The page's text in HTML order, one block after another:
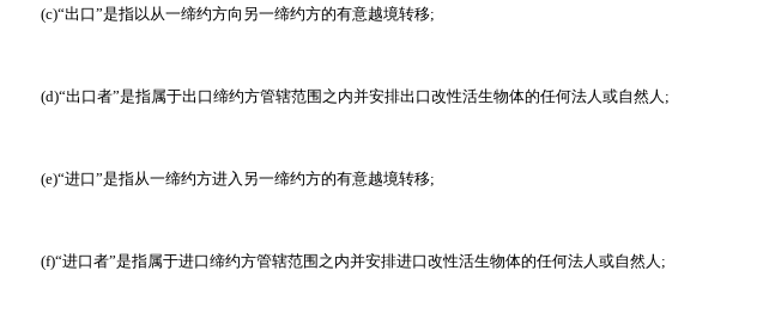
(c)“出口”是指以从一缔约方向另一缔约方的有意越境转移;
(d)“出口者”是指属于出口缔约方管辖范围之内并安排出口改性活生物体的任何法人或自然人;
(e)“进口”是指从一缔约方进入另一缔约方的有意越境转移;
(f)“进口者”是指属于进口缔约方管辖范围之内并安排进口改性活生物体的任何法人或自然人;